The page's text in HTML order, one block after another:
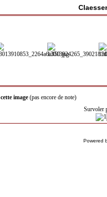
image (pas encore de note)
Survoler
Powered